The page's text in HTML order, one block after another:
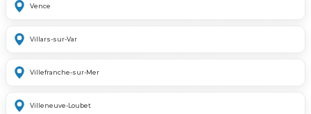
Vence
Villars-sur-Var
Villefranche-sur-Mer
Villeneuve-Loubet